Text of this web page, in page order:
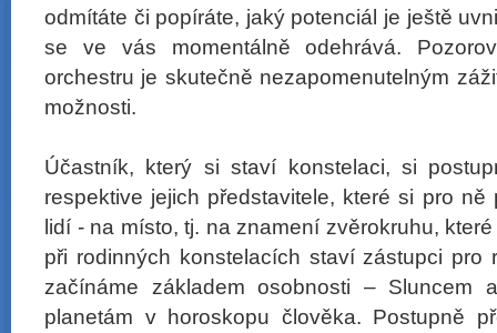
odmítáte či popíráte, jaký potenciál je ještě
se ve vás momentálně odehrává.
orchestru je skutečně nezapomenutelným
možnosti.
Účastník, který si staví konstelaci, si
respektive jejich představitele, které si pro
lidí - na místo, tj. na znamení zvěrokruhu,
při rodinných konstelacích staví zástupci pro
začínáme základem osobnosti – Sluncem
planetám v horoskopu člověka. Postupně